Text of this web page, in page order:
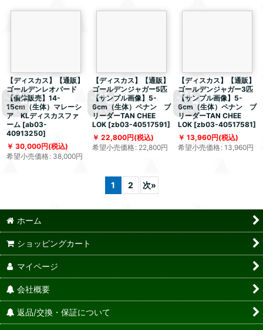
【ディスカス】【通販】
ゴールデンレオパード
【個体販売】14-
15cm（生体）マレーシ
ア KLディスカスファ
ーム [ab03-
40913250]
30,000円(税込)
希望小売価格: 38,000円
【ディスカス】【通販】
ゴールデンジャガー5匹
【サンプル画像】5-
6cm（生体）ペナン ブ
リーダーTAN CHEE
LOK [zb03-40517591]
22,800円(税込)
希望小売価格: 22,800円
【ディスカス】【通販】
ゴールデンジャガー3匹
【サンプル画像】5-
6cm（生体）ペナン ブ
リーダーTAN CHEE
LOK [zb03-40517581]
13,960円(税込)
希望小売価格: 13,960円
1 2 次»
ホーム
ショッピングカート
マイページ
会社概要
返品/交換・保証について